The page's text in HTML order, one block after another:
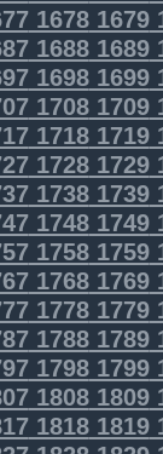
16781679
16881689
16981699
17081709
17181719
17281729
17381739
17481749
17581759
17681769
17781779
17881789
17981799
18081809
18181819